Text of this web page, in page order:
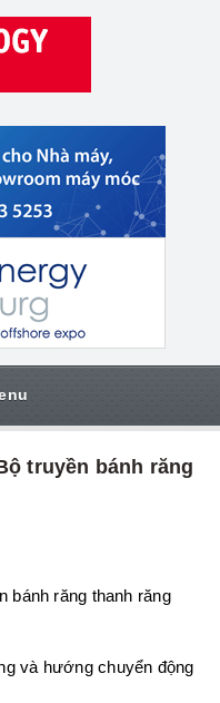
truyền bánh răng
và hướng chuyển động